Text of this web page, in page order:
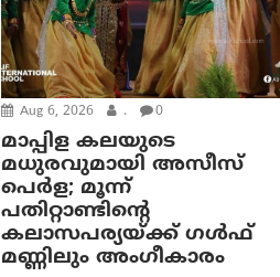
Aug 6, 2026 . 0
മാപ്പിള കലയുടെ
മധുരവുമായി അസീസ്
പെർള; മൂന്ന്
പതിറ്റാണ്ടിന്റെ
കലാസപര്യയ്ക്ക് ഗൾഫ്
മണ്ണിലും അംഗീകാരം